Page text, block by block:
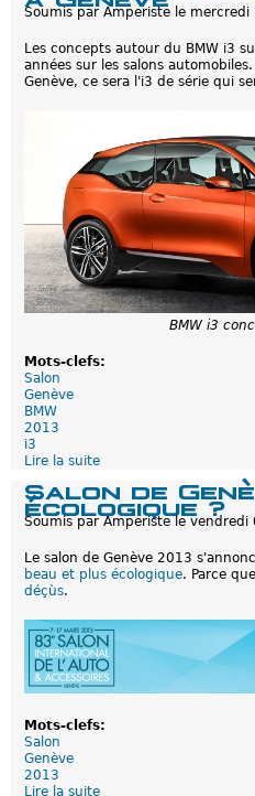
G
L
a
f
n
é
e
e
c
h
a
r
g
e
l
v
e
2
1
3
Soumis par Amperiste le mercredi
Les concepts autour du BMW i3
années sur les salons
Genève, ce sera l'i3 de série qui
BMW i3
Mots-clefs:
Salon
Genève
BMW
2013
i3
Lire la suite
B
M
W
3
:
l
e
s
e
m
n
Salon de
écologique ?
Soumis parAmperistelevendredi
Le salon de Genève 2013
beau et plus écologique. Parce que
déçùs.
Mots-clefs:
Salon
Genève
2013
Lire la suite